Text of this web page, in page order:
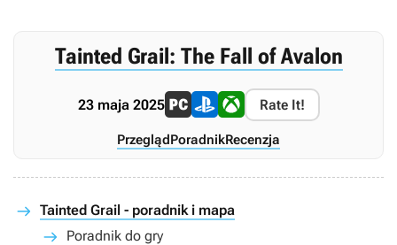
Tainted Grail: The Fall of Avalon
23 maja 2025 Rate It!
PrzeglądPoradnikRecenzja
Tainted Grail - poradnik i mapa
Poradnik do gry